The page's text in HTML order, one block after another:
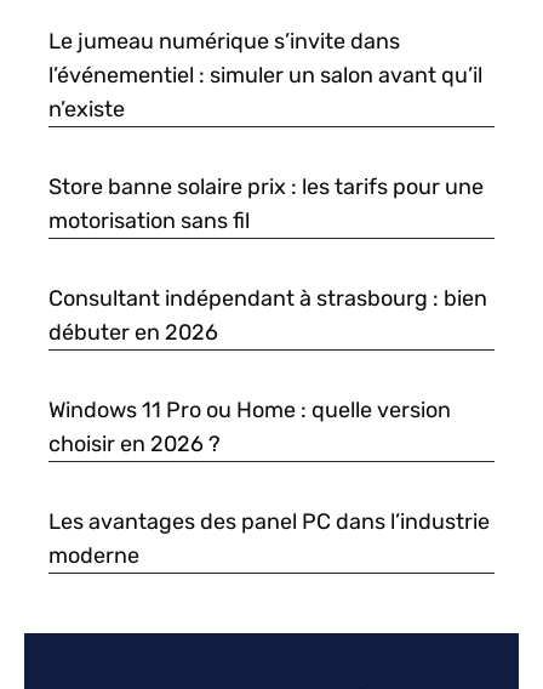
Le jumeau numérique s’invite dans
l’événementiel : simuler un salon avant qu’il
n’existe
Store banne solaire prix : les tarifs pour une
motorisation sans fil
Consultant indépendant à strasbourg : bien
débuter en 2026
Windows 11 Pro ou Home : quelle version
choisir en 2026 ?
Les avantages des panel PC dans l’industrie
moderne